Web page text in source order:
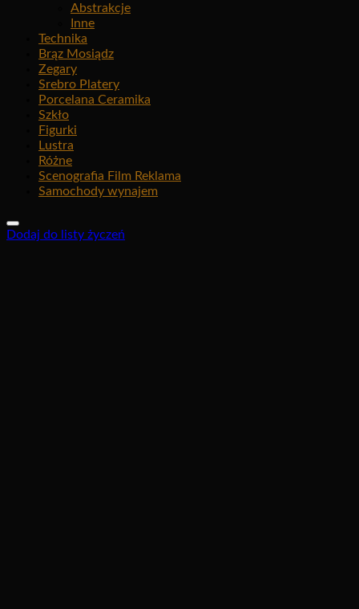
Abstrakcje
Inne
Technika
Brąz Mosiądz
Zegary
Srebro Platery
Porcelana Ceramika
Szkło
Figurki
Lustra
Różne
Scenografia Film Reklama
Samochody wynajem
Dodaj do listy życzeń